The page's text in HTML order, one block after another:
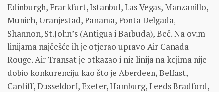
Edinburgh, Frankfurt, Istanbul, Las Vegas, Manzanillo,
Munich, Oranjestad, Panama, Ponta Delgada,
Shannon, St.John’s (Antigua i Barbuda), Beč. Na ovim
linijama najčešće ih je otjerao upravo Air Canada
Rouge. Air Transat je otkazao i niz linija na kojima nije
dobio konkurenciju kao što je Aberdeen, Belfast,
Cardiff, Dusseldorf, Exeter, Hamburg, Leeds Bradford,